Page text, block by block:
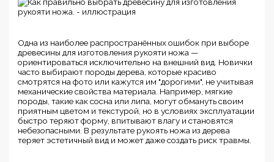
Одна из наиболее распространённых ошибок при выборе
древесины для изготовления рукояти ножа —
ориентироваться исключительно на внешний вид. Новички
часто выбирают породы дерева, которые красиво
смотрятся на фото или кажутся им "дорогими", не учитывая
механические свойства материала. Например, мягкие
породы, такие как сосна или липа, могут обмануть своим
приятным цветом и текстурой, но в условиях эксплуатации
быстро теряют форму, впитывают влагу и становятся
небезопасными. В результате рукоять ножа из дерева
теряет эстетичный вид и может даже создать риск травмы.